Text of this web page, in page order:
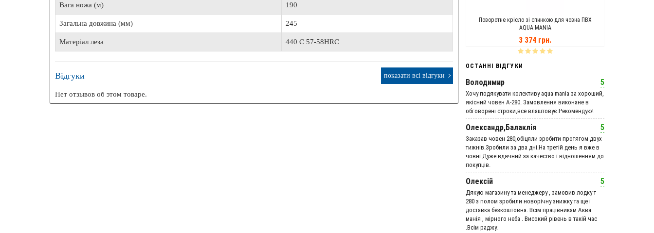
Вага ножа (м) 190
Загальна довжина (мм) 245
Матеріал леза 440 C 57-58HRC
Відгуки показати всі відгуки
Нет отзывов об этом товаре.
Ехолот Lowrance Elite FS 9 с датчиком Active
Поворотне крісло зі спинкою для човна ПВХ
AQUA MANIA
3 374 грн.
ОСТАННІ ВІДГУКИ
Володимир 5
Хочу подякувати колективу aqua mania за хороший,
якісний човен А-280. Замовлення виконане в
обговорені строки,все влаштовує.Рекомендую!
Олександр,Балаклія 5
Заказав човен 280,обіцяли зробити протягом двух
тижнів.Зробили за два дні.На третій день я вже в
човні.Дуже вдячний за качество і відношенням до
покупців.
Олексій 5
Дякую магазину та менеджеру , замовив лодку т
280 з полом зробили новорічну знижку та ще і
доставка безкоштовна. Всім працівникам Аква
манія , мірного неба . Високий рівень в такій час
.Всім раджу.